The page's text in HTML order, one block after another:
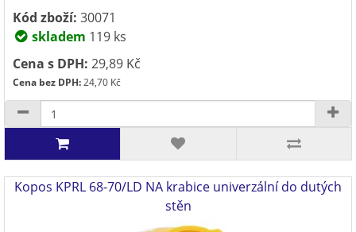
Kód zboží: 30071
skladem 119 ks
Cena s DPH: 29,89 Kč
Cena bez DPH:24,70 Kč
Kopos KPRL 68-70/LD NA krabice univerzální do dutých
stěn